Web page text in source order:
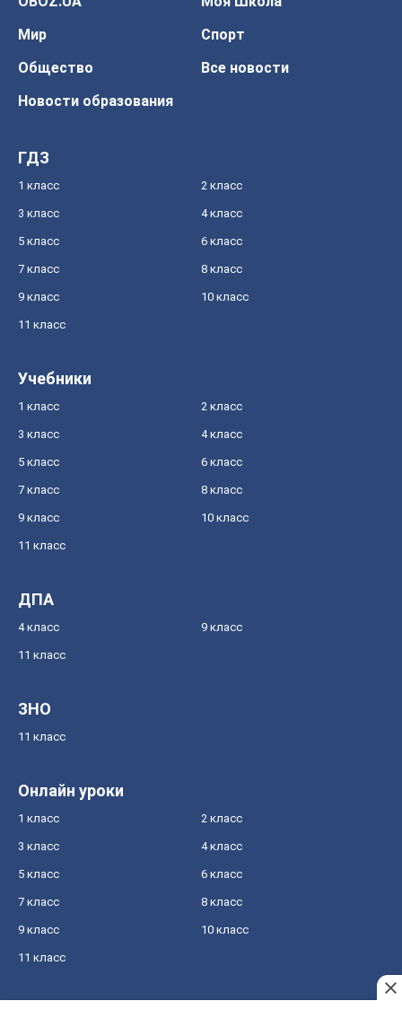
Мир
Спорт
Общество
Все новости
Новости образования
ГДЗ
1 класс 2 класс
3 класс 4 класс
5 класс 6 класс
7 класс 8 класс
9 класс 10 класс
11 класс
Учебники
1 класс 2 класс
3 класс 4 класс
5 класс 6 класс
7 класс 8 класс
9 класс 10 класс
11 класс
ДПА
4 класс 9 класс
11 класс
ЗНО
11 класс
Онлайн уроки
1 класс 2 класс
3 класс 4 класс
5 класс 6 класс
7 класс 8 класс
9 класс 10 класс
11 класс